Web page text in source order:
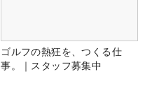
ゴルフの熱狂を、つくる仕
事。｜スタッフ募集中